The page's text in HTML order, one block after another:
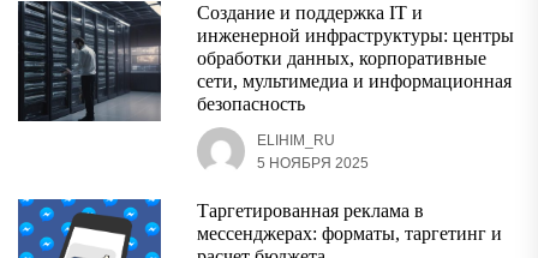
Создание и поддержка IT и
инженерной инфраструктуры: центры
обработки данных, корпоративные
сети, мультимедиа и информационная
безопасность
ELIHIM_RU
5 НОЯБРЯ 2025
Таргетированная реклама в
мессенджерах: форматы, таргетинг и